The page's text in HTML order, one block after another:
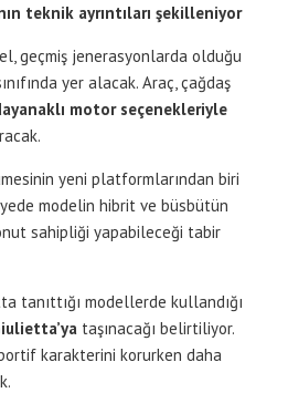
teknik ayrıntıları şekilleniyor
geçmiş jenerasyonlarda olduğu
yer alacak. Araç, çağdaş
motor seçenekleriyle
yeni platformlarından biri
modelin hibrit ve büsbütün
sahipliği yapabileceği tabir
tanıttığı modellerde kullandığı
taşınacağı belirtiliyor.
karakterini korurken daha